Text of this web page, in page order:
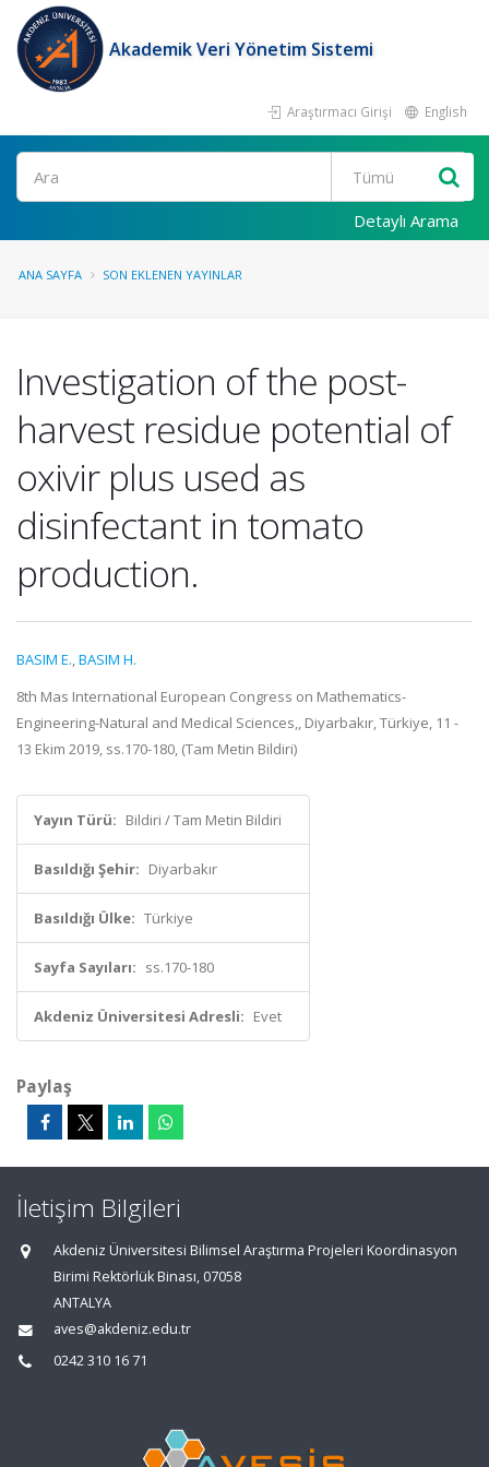
Akademik Veri Yönetim Sistemi
Araştırmacı Girişi English
Ara
Detaylı Arama
ANA SAYFA SON EKLENEN YAYINLAR
Investigation of the post-
harvest residue potential of
oxivir plus used as
disinfectant in tomato
production.
BASIM E.,BASIM H.
8th Mas International European Congress on Mathematics-
Engineering-Natural and Medical Sciences,, Diyarbakır, Türkiye, 11 -
13 Ekim 2019, ss.170-180, (Tam Metin Bildiri)
Yayın Türü: Bildiri / Tam Metin Bildiri
Basıldığı Şehir: Diyarbakır
Basıldığı Ülke: Türkiye
Sayfa Sayıları: ss.170-180
Akdeniz Üniversitesi Adresli: Evet
Paylaş
İletişim Bilgileri
Akdeniz Üniversitesi Bilimsel Araştırma Projeleri Koordinasyon
Birimi Rektörlük Binası, 07058
ANTALYA
aves@akdeniz.edu.tr
0242 310 16 71